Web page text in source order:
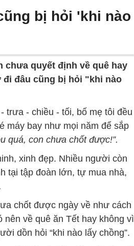
bị hỏi 'khi nào
chưa quyết định về quê hay
đâu cũng bị hỏi "khi nào
trưa - chiều - tối, bố mẹ tôi đều
máy bay như mọi năm để sắp
quá, con chưa chốt được!”.
xinh đẹp. Nhiều người còn
tại tập đoàn lớn, tự mua nhà,
chốt được ngày về như cách
về quê ăn Tết hay không vì
dồn hỏi “khi nào lấy chồng”.